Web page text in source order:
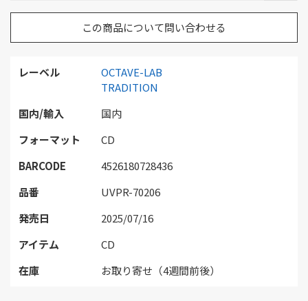
レーベル
OCTAVE-LAB
TRADITION
国内/輸入
国内
フォーマット
CD
BARCODE
4526180728436
品番
UVPR-70206
発売日
2025/07/16
アイテム
CD
在庫
お取り寄せ（4週間前後）
この商品について問い合わせる